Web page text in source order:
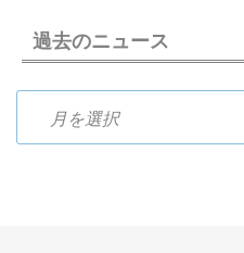
過去のニュース